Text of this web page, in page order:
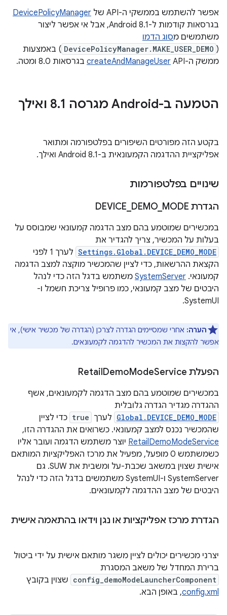
אפשר להשתמש בממשקי ה-API של
DevicePolicyManager
בגרסאות קודמות ל-Android 8.1, אבל אי אפשר ליצור
משתמשים מסוג הדמו
(
DevicePolicyManager.MAKE_USER_DEMO ) באמצעות
ממשק ה-API‏
createAndManageUser בגרסאות 8.0 ומטה.
הטמעה ב-Android מגרסה 8 .1 ואילך
בקטע הזה מפורטים השיפורים בפלטפורמה ומתואר
אפליקציית ההדגמה הקמעונאית ב-Android 8.1 ואילך.
שינויים בפלטפורמות
הגדרת DEVICE DEMO MODE
במכשירים שמוטמע בהם מצב הדגמה קמעונאי שמבוסס על
בעלות על המכשיר, צריך להגדיר את
Settings.Global.DEVICE_DEMO_MODE
לערך 1 לפני
הקצאת ההרשאות, כדי לציין שהמכשיר מוקצה למצב הדגמה
קמעונאי. ‫ SystemServer משתמש בדגל הזה כדי לנהל
היבטים של מצב קמעונאי, כמו פרופיל צריכת חשמל ו-
SystemUI.
הערה: אחרי שמסיימים הגדרה לצרכן (הגדרה של מכשיר אישי), אי
אפשר להקצות את המכשיר להדגמה לקמעונאים.
הפעלת Retail DemoModeService
במכשירים שמוטמע בהם מצב הדגמה לקמעונאים, אשף
ההגדרה מגדיר הגדרה גלובלית
Global.DEVICE_DEMO_MODE לערך true כדי לציין
שהמכשיר נכנס למצב קמעונאי. כשרואים את ההגדרה הזו,
RetailDemoModeService יוצר משתמש הדגמה ועובר אליו
כשמשתמש 0 מופעל, מפעיל את מרכז האפליקציות המותאם
אישית שצוין במשאב שכבת-על ומשבית את SUW. גם
SystemServer ו-SystemUI משתמשים בדגל הזה כדי לנהל
היבטים של מצב ההדגמה לקמעונאים.
הגדרת מרכז אפליקציות או נגן וידאו בהתאמה אישית
יצרני מכשירים יכולים לציין משגר מותאם אישית על ידי ביטול
ברירת המחדל של משאב המסגרת
config_demoModeLauncherComponent שצוין בקובץ
config.xml, באופן הבא.